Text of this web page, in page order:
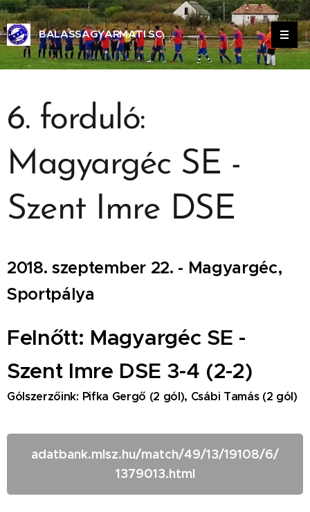
BALASSAGYARMATI SC
ALASSAGYARMATI SPORT CLUB
6. forduló:
Magyargéc SE -
Szent Imre DSE
2018. szeptember 22. - Magyargéc,
Sportpálya
Felnőtt: Magyargéc SE -
Szent Imre DSE 3-4 (2-2)
Gólszerzőink: Pifka Gergő (2 gól), Csábi Tamás (2 gól)
adatbank.mlsz.hu/match/49/13/19108/6/
1379013.html